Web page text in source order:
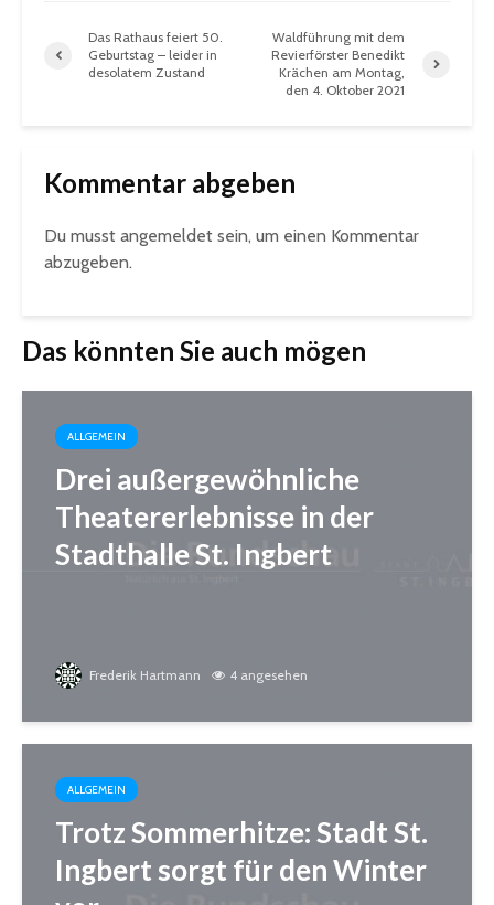
Das Rathaus feiert 50.
Geburtstag – leider in
desolatem Zustand
Waldführung mit dem
Revierförster Benedikt
Krächen am Montag,
den 4. Oktober 2021
Kommentar abgeben
Du musst angemeldet sein, um einen Kommentar
abzugeben.
Das könnten Sie auch mögen
ALLGEMEIN
Drei außergewöhnliche
Theatererlebnisse in der
Stadthalle St. Ingbert
Frederik Hartmann 4 angesehen
ALLGEMEIN
Trotz Sommerhitze: Stadt St.
Ingbert sorgt für den Winter